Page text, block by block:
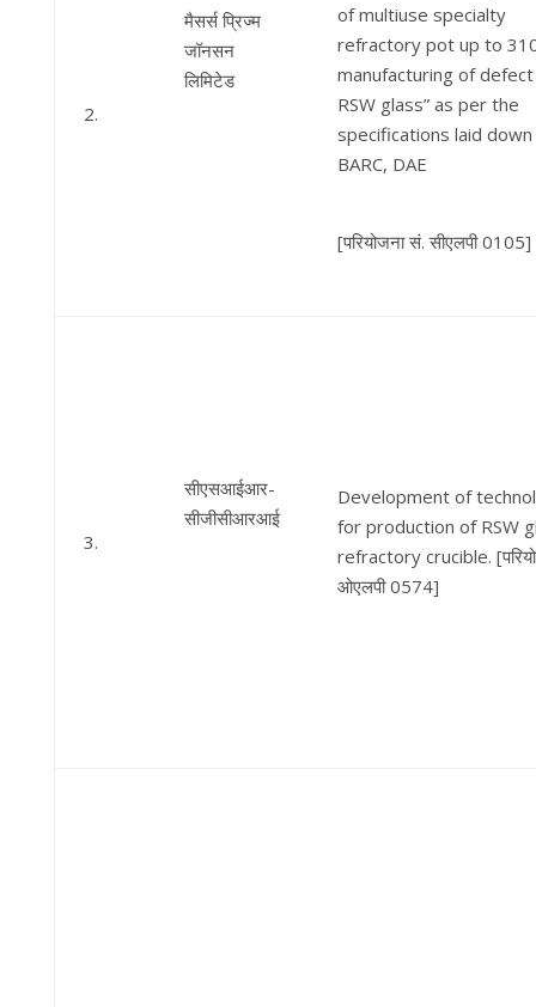
2.
मैसर्स प्रिज्म
जॉनसन
लिमिटेड
of multiuse specialty
refractory pot up to
manufacturing of
RSW glass” as per the
specifications laid
BARC, DAE
[परियोजना सं. सीएलपी 0105]
3.
सीएसआईआर-
सीजीसीआरआई
Development of
for production of RSW
refractory crucible.
ओएलपी 0574]